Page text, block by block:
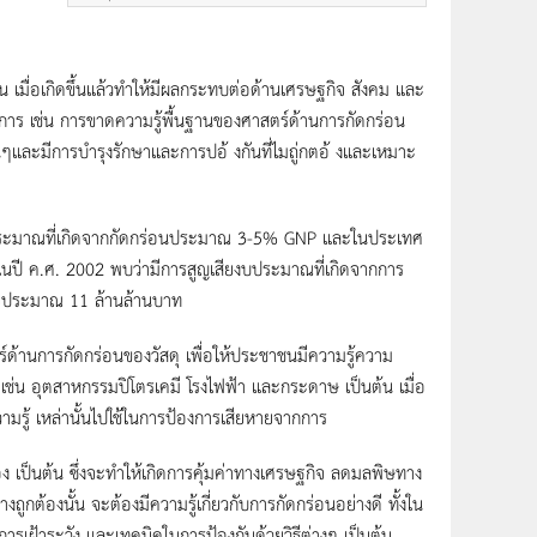
เมื่อเกิดขึ้นแล้วทำให้มีผลกระทบต่อด้านเศรษฐกิจ สังคม และ
ร เช่น การขาดความรู้พื้นฐานของศาสตร์ด้านการกัดกร่อน
และมีการบำรุงรักษาและการปอ้ งกันที่ไมถู่กตอ้ งและเหมาะ
มาณที่เกิดจากกัดกร่อนประมาณ 3-5% GNP และในประเทศ
ปี ค.ศ. 2002 พบว่ามีการสูญเสียงบประมาณที่เกิดจากการ
ระมาณ 11 ล้านล้านบาท
านการกัดกร่อนของวัสดุ เพื่อให้ประชาชนมีความรู้ความ
ช่น อุตสาหกรรมปิโตรเคมี โรงไฟฟ้า และกระดาษ เป็นต้น เมื่อ
รู้ เหล่านั้นไปใช้ในการป้องการเสียหายจากการ
เป็นต้น ซึ่งจะทำให้เกิดการคุ้มค่าทางเศรษฐกิจ ลดมลพิษทาง
ถูกต้องนั้น จะต้องมีความรู้เกี่ยวกับการกัดกร่อนอย่างดี ทั้งใน